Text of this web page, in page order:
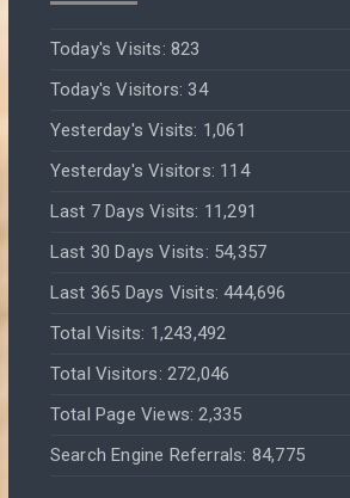
Today's Visits: 823
Today's Visitors:34
Yesterday's Visits: 1,061
Yesterday's Visitors: 114
Last 7 Days Visits: 11,291
Last 30 Days Visits: 54,357
Last 365 Days Visits:444,696
Total Visits: 1,243,492
Total Visitors: 272,046
Total Page Views:2,335
Search Engine Referrals: 84,775